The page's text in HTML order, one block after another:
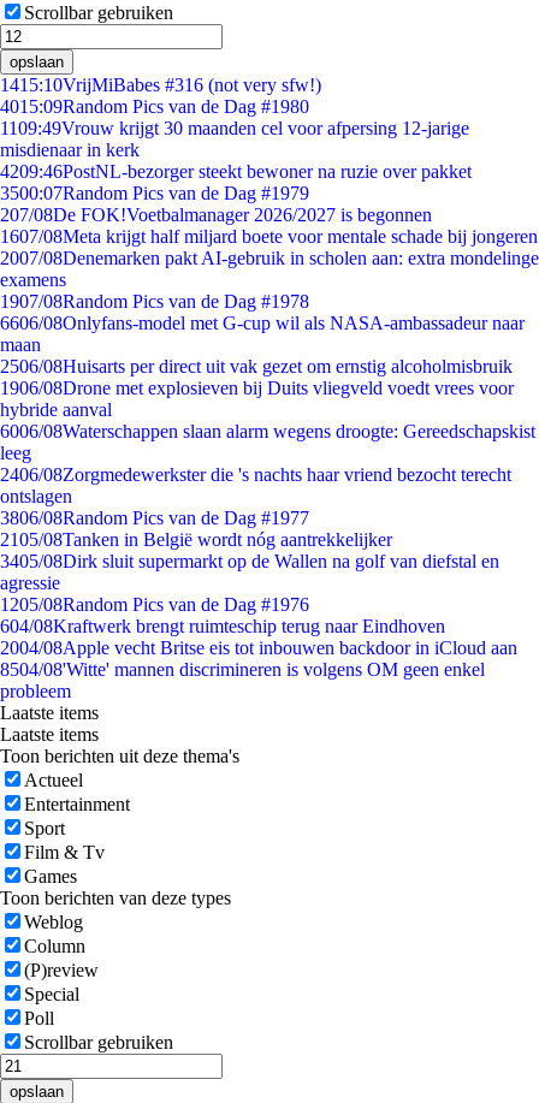
Scrollbar gebruiken
opslaan
1415:10VrijMiBabes #316 (not very sfw!)
4015:09Random Pics van de Dag #1980
1109:49Vrouw krijgt 30 maanden cel voor afpersing 12-jarige
misdienaar in kerk
4209:46PostNL-bezorger steekt bewoner na ruzie over pakket
3500:07Random Pics van de Dag #1979
207/08De FOK!Voetbalmanager 2026/2027 is begonnen
1607/08Meta krijgt half miljard boete voor mentale schade bij jongeren
2007/08Denemarken pakt AI-gebruik in scholen aan: extra mondelinge
examens
1907/08Random Pics van de Dag #1978
6606/08Onlyfans-model met G-cup wil als NASA-ambassadeur naar
maan
2506/08Huisarts per direct uit vak gezet om ernstig alcoholmisbruik
1906/08Drone met explosieven bij Duits vliegveld voedt vrees voor
hybride aanval
6006/08Waterschappen slaan alarm wegens droogte: Gereedschapskist
leeg
2406/08Zorgmedewerkster die 's nachts haar vriend bezocht terecht
ontslagen
3806/08Random Pics van de Dag #1977
2105/08Tanken in België wordt nóg aantrekkelijker
3405/08Dirk sluit supermarkt op de Wallen na golf van diefstal en
agressie
1205/08Random Pics van de Dag #1976
604/08Kraftwerk brengt ruimteschip terug naar Eindhoven
2004/08Apple vecht Britse eis tot inbouwen backdoor in iCloud aan
8504/08'Witte' mannen discrimineren is volgens OM geen enkel
probleem
Laatste items
Laatste items
Toon berichten uit deze thema's
Actueel
Entertainment
Sport
Film & Tv
Games
Toon berichten van deze types
Weblog
Column
(P)review
Special
Poll
Scrollbar gebruiken
opslaan